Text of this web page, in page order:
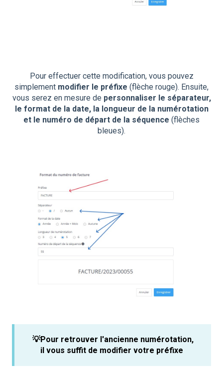
Pour effectuer cette modification, vous pouvez
simplement modifier le préfixe (flèche rouge). Ensuite,
vous serez en mesure de personnaliser le séparateur,
le format de la date, la longueur de la numérotation
et le numéro de départ de la séquence (flèches
bleues).
💡Pour retrouver l'ancienne numérotation,
il vous suffit de modifier votre préfixe